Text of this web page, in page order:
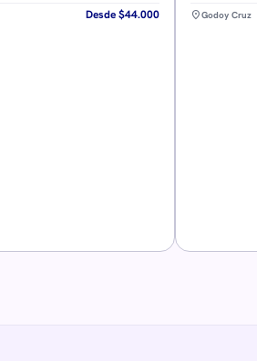
Desde $44.000 location_onGodoy Cruz